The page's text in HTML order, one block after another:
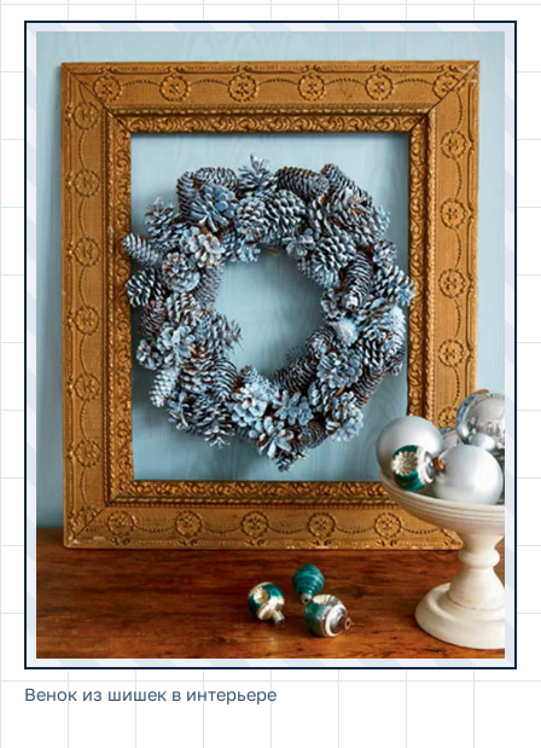
Венок из шишек в интерьере